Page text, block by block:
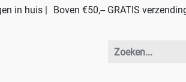
in huis | Boven €50,-- GRATIS